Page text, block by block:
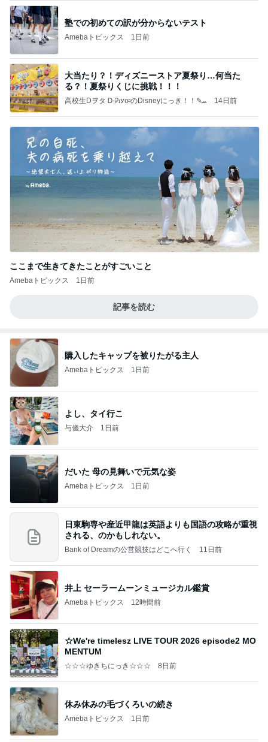
塾での初めての訳が分からないテスト
Amebaトピックス 1日前
大当たり？！ディズニーストア夏祭り…何当た
る？！夏祭りくじに挑戦！！！
高校生Dヲタ Ꭰ-ᎮꭵꭹꭴのDisneyにっき！！✎ܚ 14日前
ここまで生きてきたことがすごいこと
Amebaトピックス 1日前
記事を読む
購入したキャップを被りたがる主人
Amebaトピックス 1日前
よし、タイ行こ
与儀大介 1日前
だいた 母の見舞いで元気な姿
Amebaトピックス 1日前
日東駒専や産近甲龍は英語よりも国語の攻略が重視
される、のかもしれない。
Bank of Dreamの公営競技はどこへ行く 11日前
井上 セーラームーンミュージカル鑑賞
Amebaトピックス 12時間前
☆We're timelesz LIVE TOUR 2026 episode2 MO
MENTUM
☆☆☆ゆきちにっき☆☆☆ 8日前
休み休みの毛づくろいの続き
Amebaトピックス 1日前